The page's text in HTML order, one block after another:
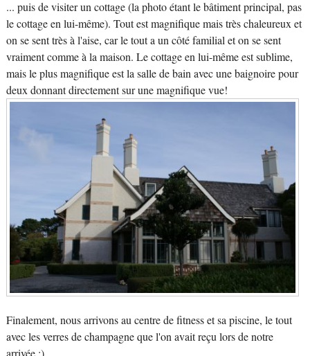
... puis de visiter un cottage (la photo étant le bâtiment principal, pas
le cottage en lui-même). Tout est magnifique mais très chaleureux et
on se sent très à l'aise, car le tout a un côté familial et on se sent
vraiment comme à la maison. Le cottage en lui-même est sublime,
mais le plus magnifique est la salle de bain avec une baignoire pour
deux donnant directement sur une magnifique vue!
Finalement, nous arrivons au centre de fitness et sa piscine, le tout
avec les verres de champagne que l'on avait reçu lors de notre